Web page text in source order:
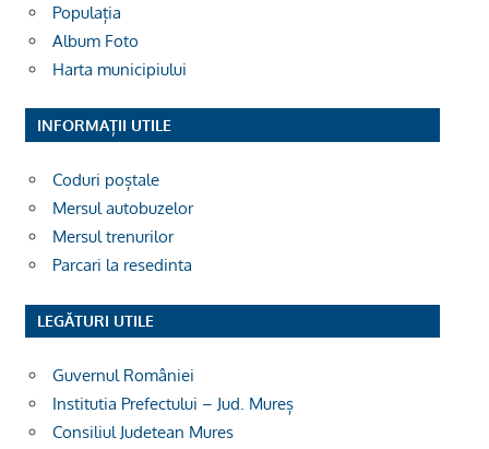
Populația
Album Foto
Harta municipiului
INFORMAȚII UTILE
Coduri poștale
Mersul autobuzelor
Mersul trenurilor
Parcari la resedinta
LEGĂTURI UTILE
Guvernul României
Institutia Prefectului – Jud. Mureș
Consiliul Judetean Mures